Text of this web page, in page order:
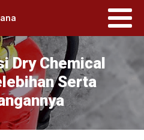
Dry Chemical
Serta